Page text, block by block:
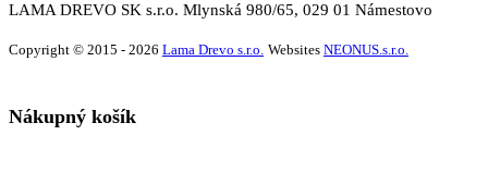
LAMA DREVO SK s.r.o. Mlynská 980/65, 029 01 Námestovo
Copyright © 2015 - 2026 Lama Drevo s.r.o. Websites NEONUS.s.r.o.
Nákupný košík